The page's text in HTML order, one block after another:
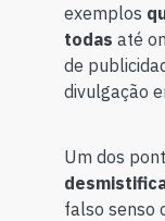
exemplos
todas até
de
divulgação
Um dos
falso senso